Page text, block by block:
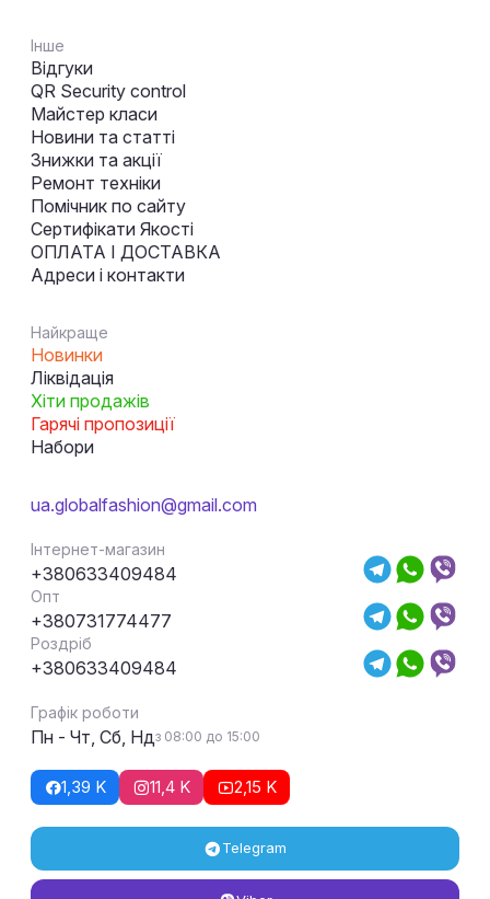
Інше
Відгуки
QR Security control
Майстер класи
Новини та статті
Знижки та акції
Ремонт техніки
Помічник по сайту
Сертифікати Якості
ОПЛАТА І ДОСТАВКА
Адреси і контакти
Найкраще
Новинки
Ліквідація
Хіти продажів
Гарячі пропозиції
Набори
ua.globalfashion@gmail.com
Інтернет-магазин
+380633409484
Опт
+380731774477
Роздріб
+380633409484
Графік роботи
Пн - Чт, Сб, Ндз 08:00 до 15:00
1,39 K 11,4 K 2,15 K
Telegram